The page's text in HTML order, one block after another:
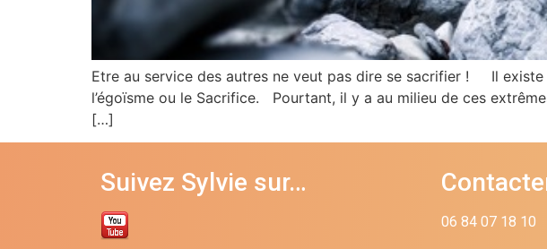
Etre au service des autres ne veut pas dire se sacrifier ! Il existe
l’égoïsme ou le Sacrifice. Pourtant, il y a au milieu de ces
[…]
Suivez Sylvie sur…
06 84 07 18 10